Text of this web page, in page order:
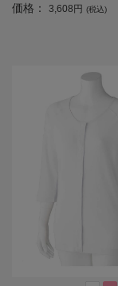
価格： 3,608円 (税込)